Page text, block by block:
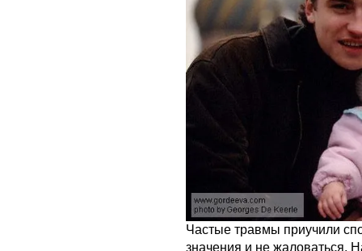
Частые травмы приучили
значения и не жаловаться.